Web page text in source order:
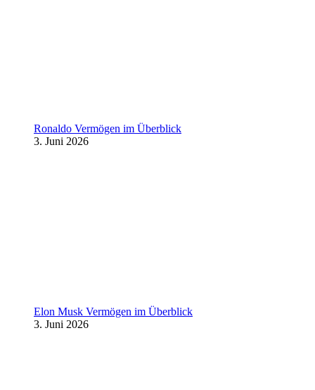
Ronaldo Vermögen im Überblick
3. Juni 2026
Elon Musk Vermögen im Überblick
3. Juni 2026